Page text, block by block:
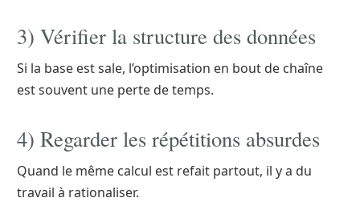
3) Vérifier la structure des données
Si la base est sale, l’optimisation en bout de chaîne
est souvent une perte de temps.
4) Regarder les répétitions absurdes
Quand le même calcul est refait partout, il y a du
travail à rationaliser.